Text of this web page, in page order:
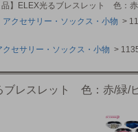
】ELEX光るブレスレット 色：
アクセサリー・ソックス・小物 >
クセサリー・ソックス・小物 >
ブレスレット 色：赤/緑/